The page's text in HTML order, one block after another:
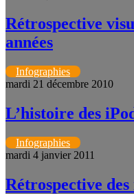
Rétrospective
années
Infographies
mardi 21 décembre 2010
L’histoire des
Infographies
mardi 4 janvier 2011
Rétrospective des